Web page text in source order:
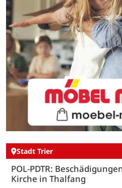
Stadt Trier
POL-PDTR:
Kirche in Thalfang